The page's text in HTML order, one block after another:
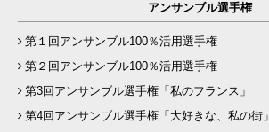
アンサンブル選手権
第１回アンサンブル100％活用選手権
第２回アンサンブル100％活用選手権
第3回アンサンブル選手権「私のフランス」
第4回アンサンブル選手権「大好きな、私の街」